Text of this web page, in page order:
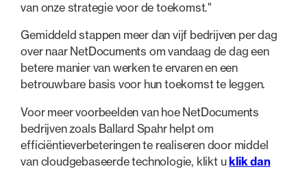
van onze strategie voor de toekomst."
Gemiddeld stappen meer dan vijf bedrijven per dag
over naar NetDocuments om vandaag de dag een
betere manier van werken te ervaren en een
betrouwbare basis voor hun toekomst te leggen.
Voor meer voorbeelden van hoe NetDocuments
bedrijven zoals Ballard Spahr helpt om
efficiëntieverbeteringen te realiseren door middel
van cloudgebaseerde technologie, klikt uklik dan